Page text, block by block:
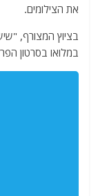
את הצילומים.
בציוץ המצורף,
במלואו בסרטון